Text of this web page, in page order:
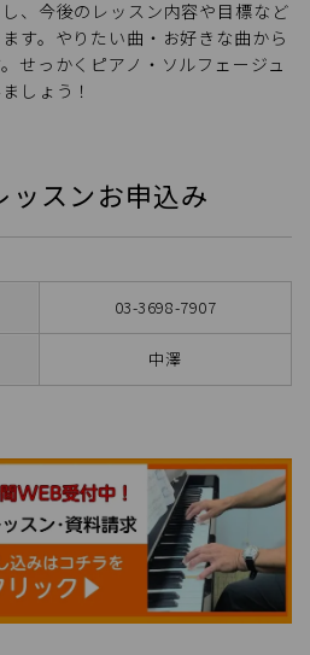
、今後のレッスン内容や目標など
す。やりたい曲・お好きな曲から
せっかくピアノ・ソルフェージュ
しょう！
ッスンお申込み
03-3698-7907
中澤